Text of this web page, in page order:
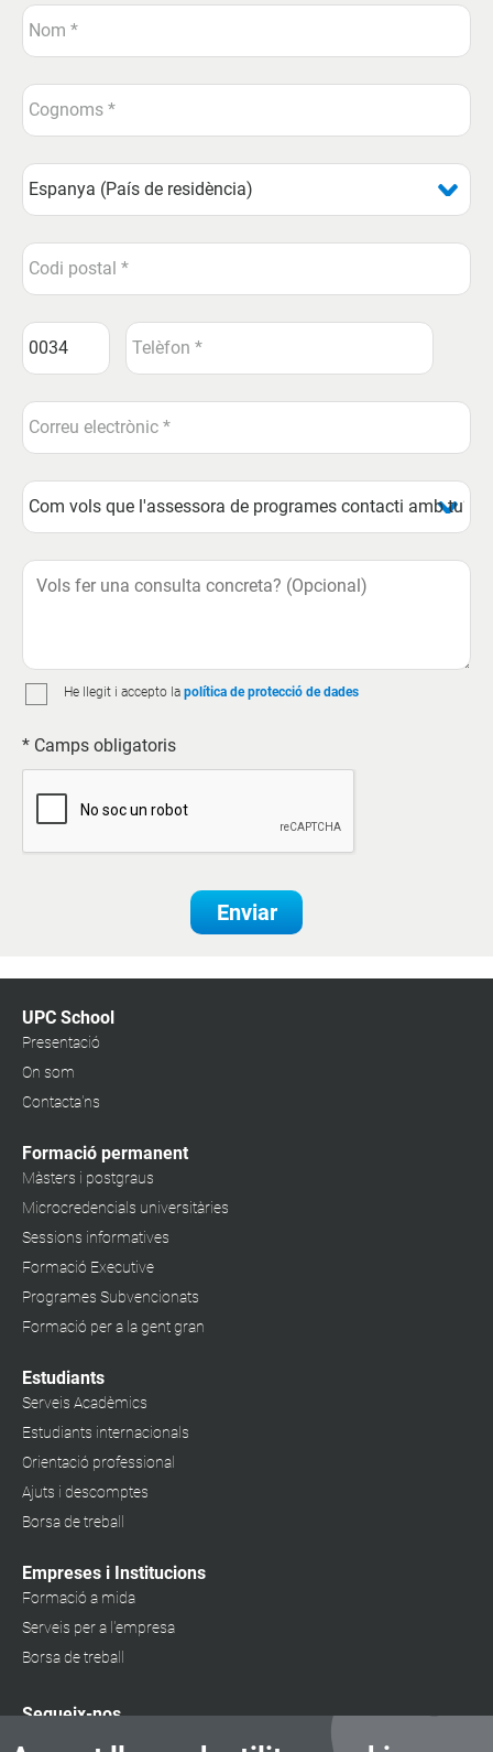
He llegit i accepto la política de protecció de dades
* Camps obligatoris
Enviar
UPC School
Presentació
On som
Contacta'ns
Formació permanent
Màsters i postgraus
Microcredencials universitàries
Sessions informatives
Formació Executive
Programes Subvencionats
Formació per a la gent gran
Estudiants
Serveis Acadèmics
Estudiants internacionals
Orientació professional
Ajuts i descomptes
Borsa de treball
Empreses i Institucions
Formació a mida
Serveis per a l'empresa
Borsa de treball
Segueix-nos